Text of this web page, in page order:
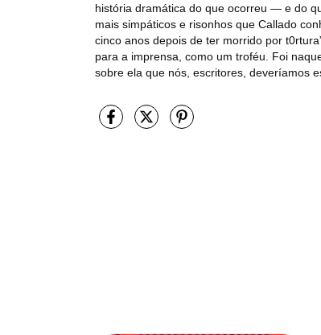
história dramática do que ocorreu — e do
mais simpáticos e risonhos que Callado
cinco anos depois de ter morrido por
para a imprensa, como um troféu. Foi
sobre ela que nós, escritores, deveríamos